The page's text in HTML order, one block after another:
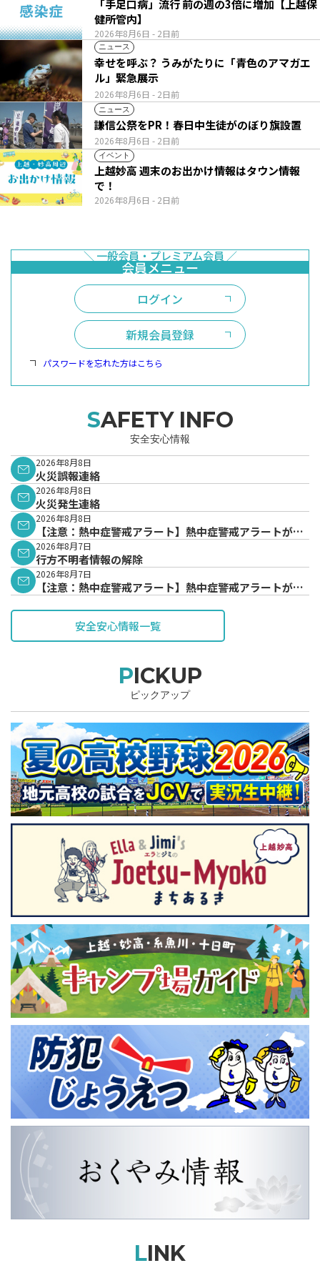
2026年8月6日 - 2日前
「手足口病」流行 前の週の3倍に増加【上越保
健所管内】
ニュース
2026年8月6日 - 2日前
幸せを呼ぶ？ うみがたりに「青色のアマガエ
ル」緊急展示
ニュース
2026年8月6日 - 2日前
謙信公祭をPR！春日中生徒がのぼり旗設置
イベント
2026年8月6日 - 2日前
上越妙高 週末のお出かけ情報はタウン情報
で！
ログイン
新規会員登録
パスワードを忘れた方はこちら
SAFETY INFO
安全安心情報
2026年8月8日
火災誤報連絡
2026年8月8日
火災発生連絡
2026年8月8日
【注意：熱中症警戒アラート】熱中症警戒アラートが発
表されています。
2026年8月7日
行方不明者情報の解除
2026年8月7日
【注意：熱中症警戒アラート】熱中症警戒アラートが発
安全安心情報一覧
PICKUP
ピックアップ
LINK